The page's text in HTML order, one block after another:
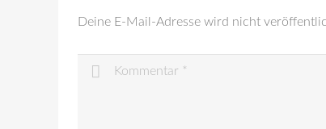
Deine E-Mail-Adresse wird nicht